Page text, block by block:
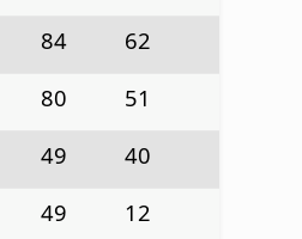
84
62
80
51
49
40
49
12